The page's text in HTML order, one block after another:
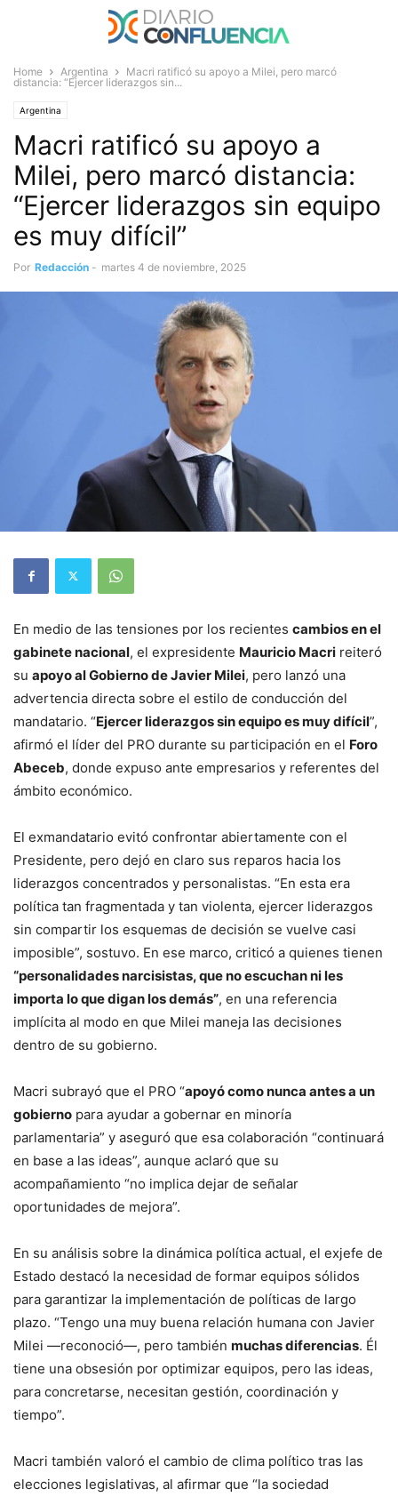
Home Argentina
Macri ratificó su apoyo a Milei, pero marcó
distancia: “Ejercer liderazgos sin...
Argentina
Macri ratificó su apoyo a
Milei, pero marcó distancia:
“Ejercer liderazgos sin equipo
es muy difícil”
Por Redacción - martes 4 de noviembre, 2025
En medio de las tensiones por los recientes cambios en el
gabinete nacional, el expresidente Mauricio Macri reiteró
su apoyo al Gobierno de Javier Milei, pero lanzó una
advertencia directa sobre el estilo de conducción del
mandatario. “Ejercer liderazgos sin equipo es muy difícil”,
afirmó el líder del PRO durante su participación en el Foro
Abeceb, donde expuso ante empresarios y referentes del
ámbito económico.
El exmandatario evitó confrontar abiertamente con el
Presidente, pero dejó en claro sus reparos hacia los
liderazgos concentrados y personalistas. “En esta era
política tan fragmentada y tan violenta, ejercer liderazgos
sin compartir los esquemas de decisión se vuelve casi
imposible”, sostuvo. En ese marco, criticó a quienes tienen
“personalidades narcisistas, que no escuchan ni les
importa lo que digan los demás”, en una referencia
implícita al modo en que Milei maneja las decisiones
dentro de su gobierno.
Macri subrayó que el PRO “apoyó como nunca antes a un
gobierno para ayudar a gobernar en minoría
parlamentaria” y aseguró que esa colaboración “continuará
en base a las ideas”, aunque aclaró que su
acompañamiento “no implica dejar de señalar
oportunidades de mejora”.
En su análisis sobre la dinámica política actual, el exjefe de
Estado destacó la necesidad de formar equipos sólidos
para garantizar la implementación de políticas de largo
plazo. “Tengo una muy buena relación humana con Javier
Milei —reconoció—, pero también muchas diferencias. Él
tiene una obsesión por optimizar equipos, pero las ideas,
para concretarse, necesitan gestión, coordinación y
tiempo”.
Macri también valoró el cambio de clima político tras las
elecciones legislativas, al afirmar que “la sociedad